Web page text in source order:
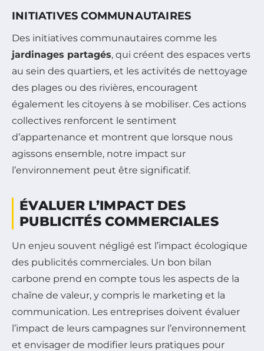
INITIATIVES COMMUNAUTAIRES
Des initiatives communautaires comme les
jardinages partagés, qui créent des espaces verts
au sein des quartiers, et les activités de nettoyage
des plages ou des rivières, encouragent
également les citoyens à se mobiliser. Ces actions
collectives renforcent le sentiment
d’appartenance et montrent que lorsque nous
agissons ensemble, notre impact sur
l’environnement peut être significatif.
ÉVALUER L’IMPACT DES
PUBLICITÉS COMMERCIALES
Un enjeu souvent négligé est l’impact écologique
des publicités commerciales. Un bon bilan
carbone prend en compte tous les aspects de la
chaîne de valeur, y compris le marketing et la
communication. Les entreprises doivent évaluer
l’impact de leurs campagnes sur l’environnement
et envisager de modifier leurs pratiques pour